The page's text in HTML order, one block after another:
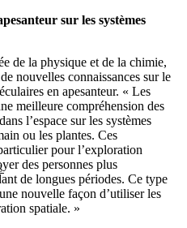
sur les systèmes
de la physique et de la chimie,
nouvelles connaissances sur le
en apesanteur. « Les
meilleure compréhension des
l’espace sur les systèmes
ou les plantes. Ces
pour l’exploration
des personnes plus
de longues périodes. Ce type
nouvelle façon d’utiliser les
spatiale. »